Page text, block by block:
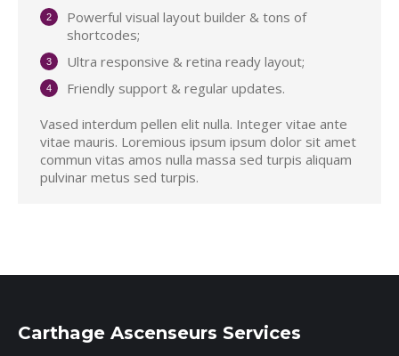
Powerful visual layout builder & tons of
shortcodes;
Ultra responsive & retina ready layout;
Friendly support & regular updates.
Vased interdum pellen elit nulla. Integer vitae ante
vitae mauris. Loremious ipsum ipsum dolor sit amet
commun vitas amos nulla massa sed turpis aliquam
pulvinar metus sed turpis.
Carthage Ascenseurs Services